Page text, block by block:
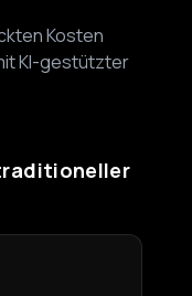
Kosten
KI-gestützter